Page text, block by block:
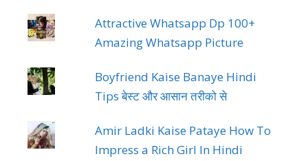
Attractive Whatsapp Dp 100+
Amazing Whatsapp Picture
Boyfriend Kaise Banaye Hindi
Tips बेस्ट और आसान तरीको से
Amir Ladki Kaise Pataye How To
Impress a Rich Girl In Hindi